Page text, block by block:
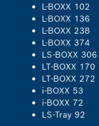
L-BOXX 102
L-BOXX 136
L-BOXX 238
L-BOXX 374
LS-BOXX 306
LT-BOXX 170
LT-BOXX 272
i-BOXX 53
i-BOXX 72
LS-Tray 92